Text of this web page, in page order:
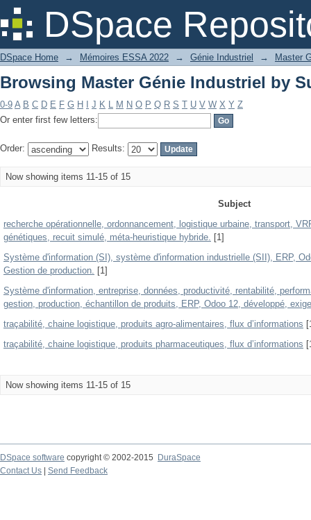
DSpace
Browsing Master Génie Industriel by
DSpace Home → Mémoires ESSA 2022 → Génie Industriel → Master
Browsing Master Génie Industriel by
0-9 A B C D E F G H J K L M N O P Q R S T U V W X Y Z
Or enter first few letters:
Order: Results:
Now showing items 11-15 of 15
Subject
recherche opérationnelle, ordonnancement, logistique urbaine, transport,
génétiques, recuit simulé, méta-heuristique hybride. [1]
Système d'information (SI), système d'information industrielle (SII), ERP,
Gestion de production. [1]
Système d'information, entreprise, données, productivité, rentabilité,
gestion, production, échantillon de produits, ERP, Odoo 12, développé,
traçabilité, chaine logistique, produits agro-alimentaires, flux d’informations
traçabilité, chaine logistique, produits pharmaceutiques, flux d’informations
Now showing items 11-15 of 15
DSpace software copyright © 2002-2015
DuraSpace
Contact Us
Send Feedback